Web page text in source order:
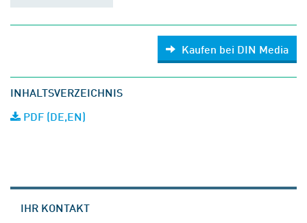
Kaufen bei DIN Media
INHALTSVERZEICHNIS
PDF (DE,EN)
IHR KONTAKT